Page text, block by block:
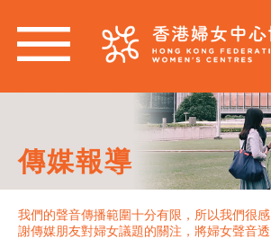
傳媒報導
我們的聲音傳播範圍十分有限，所以我們很感
謝傳媒朋友對婦女議題的關注，將婦女聲音透